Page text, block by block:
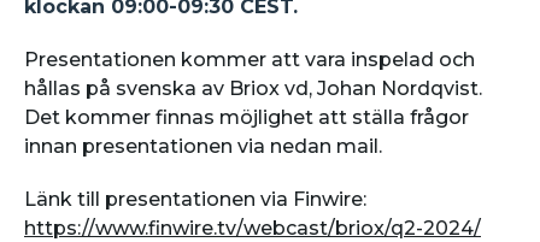
klockan 09:00-09:30 CEST.
Presentationen kommer att vara inspelad och
hållas på svenska av Briox vd, Johan Nordqvist.
Det kommer finnas möjlighet att ställa frågor
innan presentationen via nedan mail.
Länk till presentationen via Finwire:
https://www.finwire.tv/webcast/briox/q2-2024/